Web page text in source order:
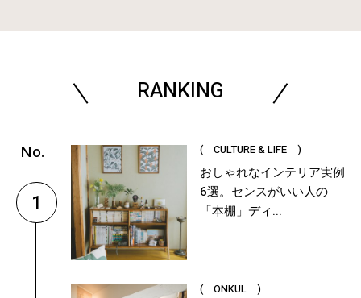
RANKING
1
( CULTURE & LIFE )
おしゃれなインテリア実例
6選。センスがいい人の
「本棚」ディ...
( ONKUL )